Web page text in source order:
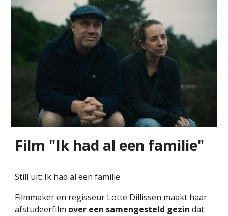
Film "Ik had al een familie"
Still uit: Ik had al een familie
Filmmaker en regisseur Lotte Dillissen maakt haar
afstudeerfilm over een samengesteld gezin dat